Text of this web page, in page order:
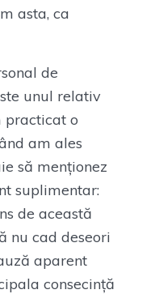
asta, ca
de
unul relativ
practicat o
am ales
să menționez
suplimentar:
de această
nu cad deseori
aparent
consecință